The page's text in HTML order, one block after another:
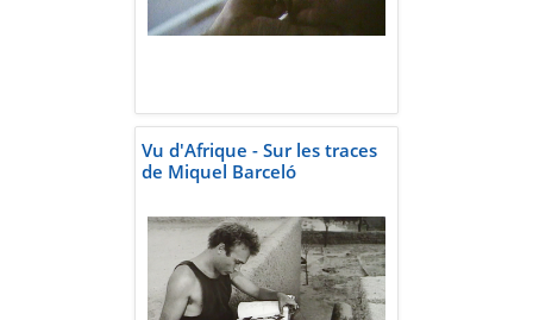
Vu d'Afrique - Sur les traces
de Miquel Barceló